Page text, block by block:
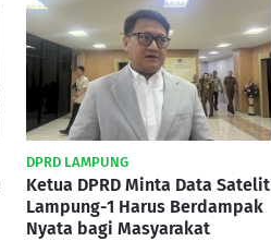
DPRD LAMPUNG
Ketua DPRD Minta Data Satelit
Lampung-1 Harus Berdampak
Nyata bagi Masyarakat